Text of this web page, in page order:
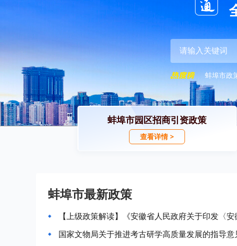
蚌埠市政
蚌埠市园区招商引资政策
查看详情 >
蚌埠市最新政策
国家文物局关于推进考古研学高质量发展的指导意